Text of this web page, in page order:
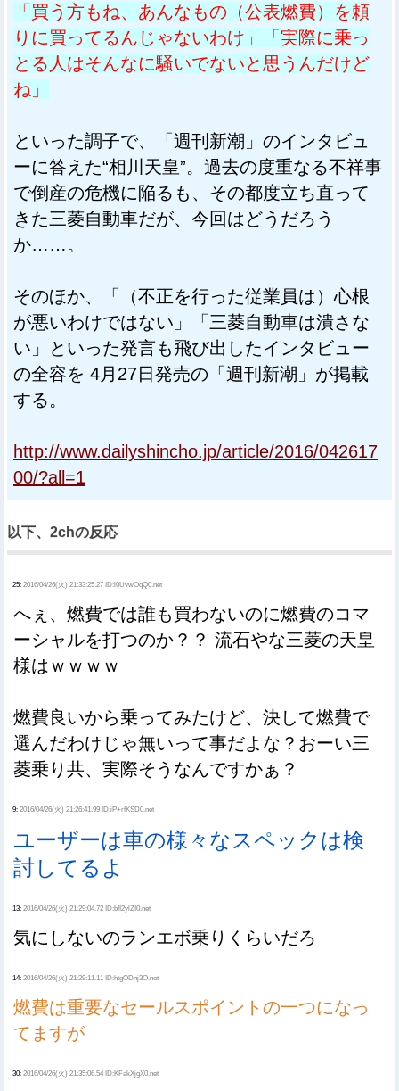
「買う方もね、あんなもの（公表燃費）を頼
りに買ってるんじゃないわけ」「実際に乗っ
とる人はそんなに騒いでないと思うんだけど
ね」
といった調子で、「週刊新潮」のインタビュ
ーに答えた“相川天皇”。過去の度重なる不祥事
で倒産の危機に陥るも、その都度立ち直って
きた三菱自動車だが、今回はどうだろう
か……。
そのほか、「（不正を行った従業員は）心根
が悪いわけではない」「三菱自動車は潰さな
い」といった発言も飛び出したインタビュー
の全容を 4月27日発売の「週刊新潮」が掲載
する。
http://www.dailyshincho.jp/article/2016/042617
00/?all=1
以下、2chの反応
25: 2016/04/26(火) 21:33:25.27 ID:l0UvwOqQ0.net
へぇ、燃費では誰も買わないのに燃費のコマ
ーシャルを打つのか？？ 流石やな三菱の天皇
様はｗｗｗｗ
燃費良いから乗ってみたけど、決して燃費で
選んだわけじゃ無いって事だよな？おーい三
菱乗り共、実際そうなんですかぁ？
9: 2016/04/26(火) 21:26:41.99 ID:iP+rfKSD0.net
ユーザーは車の様々なスペックは検
討してるよ
13: 2016/04/26(火) 21:29:04.72 ID:bfI2ylZI0.net
気にしないのランエボ乗りくらいだろ
14: 2016/04/26(火) 21:29:11.11 ID:htgODnj3O.net
燃費は重要なセールスポイントの一つになっ
てますが
30: 2016/04/26(火) 21:35:06.54 ID:KFakXjgX0.net